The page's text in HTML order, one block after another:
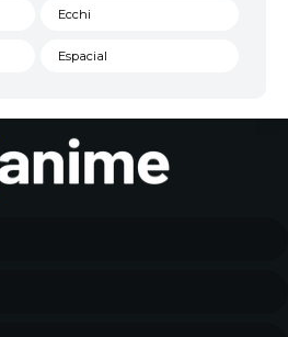
Ecchi
Espacial
Historico
Josei